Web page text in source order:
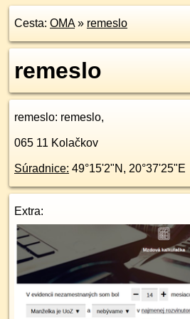
Cesta: OMA» remeslo
remeslo
remeslo: remeslo,
065 11 Kolačkov
Súradnice: 49°15'2"N , 20°37'25"E
Extra: